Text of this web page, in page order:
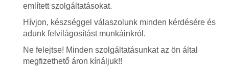
említett szolgáltatásokat.
Hívjon, készséggel válaszolunk minden kérdésére és
adunk felvilágosítást munkáinkról.
Ne felejtse! Minden szolgáltatásunkat az ön által
megfizethető áron kínáljuk!!